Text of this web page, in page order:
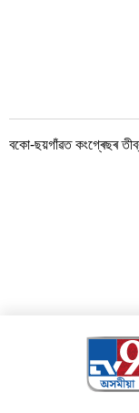
বকো-ছয়গাঁৱত কংগ্ৰেছৰ